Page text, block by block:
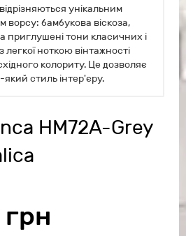
унікальним
ворсу: бамбукова віскоза,
приглушені тони класичних і
ноткою вінтажності
колориту. Це дозволяє
стиль інтер'єру.
HM72A-Grey
грн